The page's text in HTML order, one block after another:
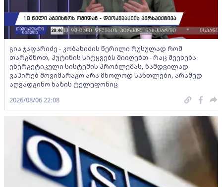
გია ჯაფარიძე - კობახიძის წერილი რუსულად რომ
თარგმნოთ, პუტინის სიტყვებს მიიღებთ - რაც შეეხება
ენერგეტიკული სისტემის პრობლემას, ნამდვილად
ვაპირებ მოვიმარაგო არა მხოლოდ სანთლები, არამედ
აღვადგინო ხაზის ტელეფონიც
2026/08/06 22:08